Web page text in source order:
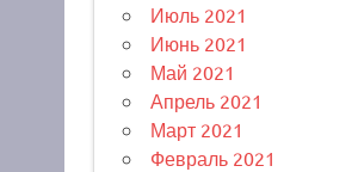
Июль 2021
Июнь 2021
Май 2021
Апрель 2021
Март 2021
Февраль 2021